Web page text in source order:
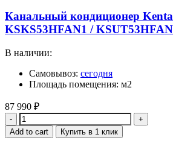
Канальный кондиционер
KSKS53HFAN1 /
В наличии:
Самовывоз: сегодня
Площадь помещения: м2
87 990 ₽
Quantity
Add to cart Купить в 1 клик